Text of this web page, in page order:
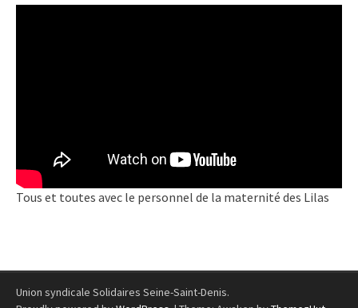
Tous et toutes avec le personnel de la maternité des Lilas
Union syndicale Solidaires Seine-Saint-Denis.